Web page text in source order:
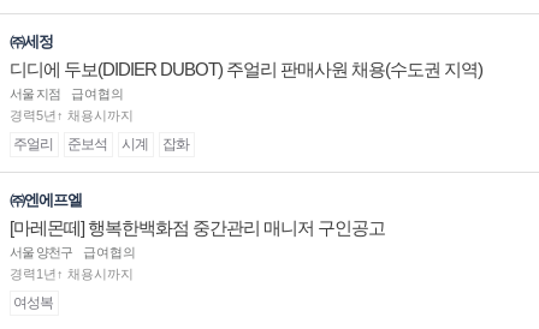
㈜세정
디디에 두보(DIDIER DUBOT) 주얼리 판매사원 채용(수도권 지역)
서울 지점
급여협의
경력5년↑ 채용시까지
주얼리 준보석 시계 잡화
㈜엔에프엘
[마레몬떼] 행복한백화점 중간관리 매니저 구인공고
서울 양천구
급여협의
경력1년↑ 채용시까지
여성복